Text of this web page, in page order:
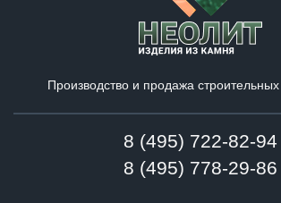
Производство и продажа
8 (495) 722-82-94
8 (495) 778-29-86